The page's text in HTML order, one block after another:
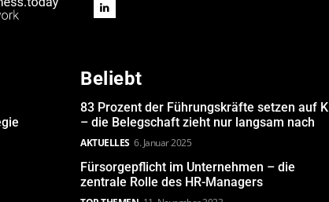
Beliebt
83 Prozent der Führungskräfte setzen auf KI
– die Belegschaft zieht nur langsam nach
AKTUELLES 6. Januar 2025
Fürsorgepflicht im Unternehmen – die
zentrale Rolle des HR-Managers